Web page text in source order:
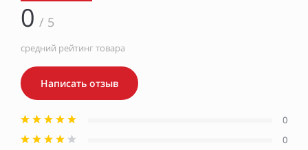
0 / 5
средний рейтинг товара
Написать отзыв
0
0